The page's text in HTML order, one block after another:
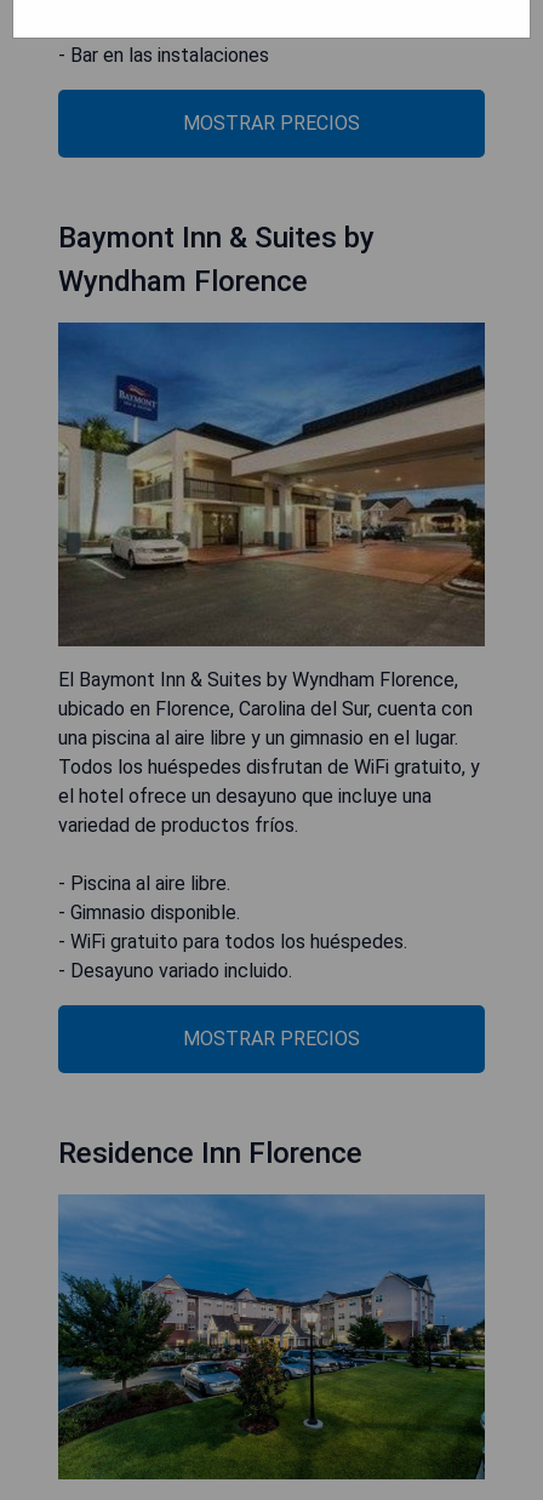
- Bar en las instalaciones
MOSTRAR PRECIOS
Baymont Inn & Suites by
Wyndham Florence
El Baymont Inn & Suites by Wyndham Florence,
ubicado en Florence, Carolina del Sur, cuenta con
una piscina al aire libre y un gimnasio en el lugar.
Todos los huéspedes disfrutan de WiFi gratuito, y
el hotel ofrece un desayuno que incluye una
variedad de productos fríos.
- Piscina al aire libre.
- Gimnasio disponible.
- WiFi gratuito para todos los huéspedes.
- Desayuno variado incluido.
MOSTRAR PRECIOS
Residence Inn Florence